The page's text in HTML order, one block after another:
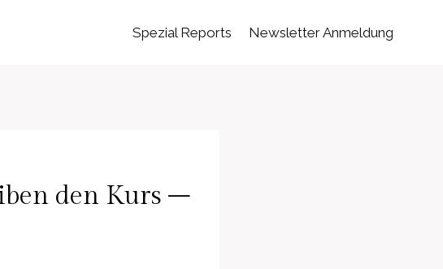
Spezial Reports Newsletter Anmeldung
den Kurs –